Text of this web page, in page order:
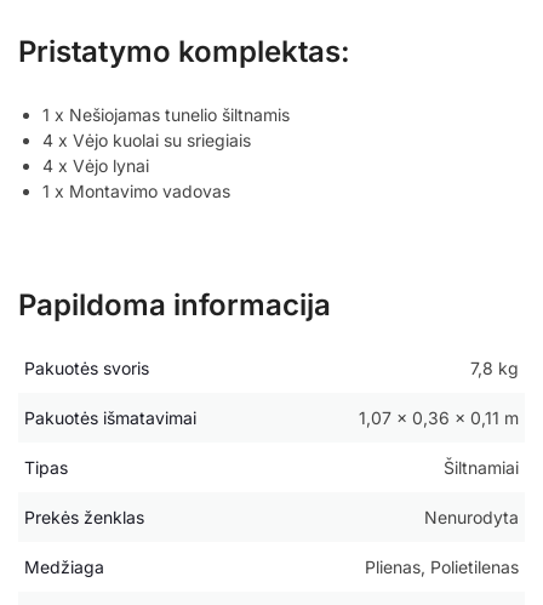
Pristatymo komplektas:
1 x Nešiojamas tunelio šiltnamis
4 x Vėjo kuolai su sriegiais
4 x Vėjo lynai
1 x Montavimo vadovas
Papildoma informacija
Pakuotės svoris 7,8 kg
Pakuotės išmatavimai 1,07 × 0,36 × 0,11 m
Tipas Šiltnamiai
Prekės ženklas Nenurodyta
Medžiaga Plienas, Polietilenas